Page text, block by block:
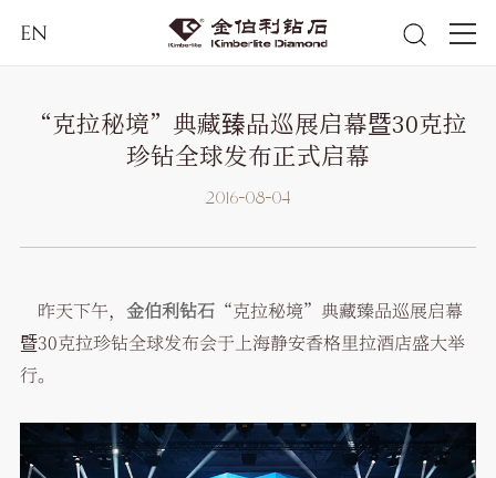
EN
“克拉秘境”典藏臻品巡展启幕暨30克拉
珍钻全球发布正式启幕
2016-08-04
昨天下午， 金伯利钻石“克拉秘境”典藏臻品巡展启幕
暨30克拉珍钻全球发布会于上海静安香格里拉酒店盛大举
行。